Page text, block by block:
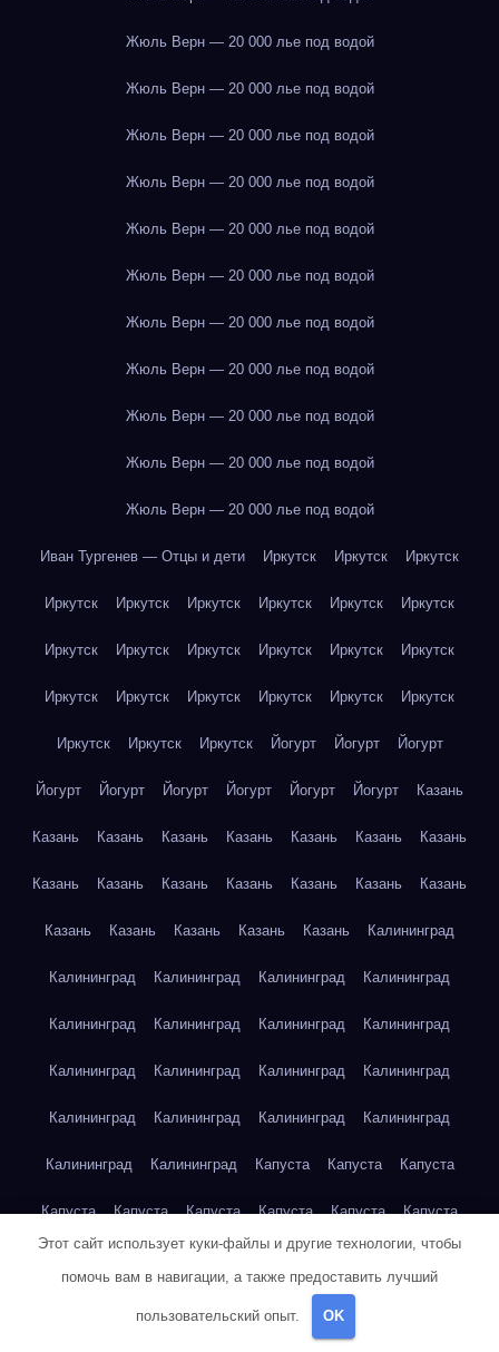
Жюль Верн — 20 000 лье под водой
Жюль Верн — 20 000 лье под водой
Жюль Верн — 20 000 лье под водой
Жюль Верн — 20 000 лье под водой
Жюль Верн — 20 000 лье под водой
Жюль Верн — 20 000 лье под водой
Жюль Верн — 20 000 лье под водой
Жюль Верн — 20 000 лье под водой
Жюль Верн — 20 000 лье под водой
Жюль Верн — 20 000 лье под водой
Жюль Верн — 20 000 лье под водой
Иван Тургенев — Отцы и дети Иркутск Иркутск Иркутск
Иркутск Иркутск Иркутск Иркутск Иркутск Иркутск
Иркутск Иркутск Иркутск Иркутск Иркутск Иркутск
Иркутск Иркутск Иркутск Иркутск Иркутск Иркутск
Иркутск Иркутск Иркутск Йогурт Йогурт Йогурт
Йогурт Йогурт Йогурт Йогурт Йогурт Йогурт Казань
Казань Казань Казань Казань Казань Казань Казань
Казань Казань Казань Казань Казань Казань Казань
Казань Казань Казань Казань Казань Калининград
Калининград Калининград Калининград Калининград
Калининград Калининград Калининград Калининград
Калининград Калининград Калининград Калининград
Калининград Калининград Калининград Калининград
Калининград Калининград Капуста Капуста Капуста
Капуста Капуста Капуста Капуста Капуста Капуста
Этот сайт использует куки-файлы и другие технологии, чтобы
помочь вам в навигации, а также предоставить лучший
пользовательский опыт. OK